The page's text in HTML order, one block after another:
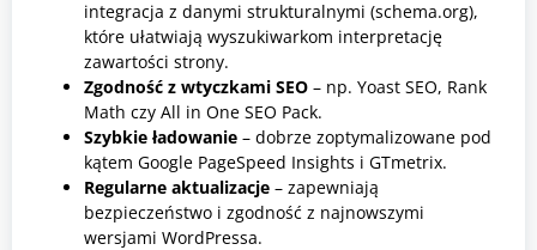
integracja z danymi strukturalnymi (schema.org),
które ułatwiają wyszukiwarkom interpretację
zawartości strony.
Zgodność z wtyczkami SEO – np. Yoast SEO, Rank
Math czy All in One SEO Pack.
Szybkie ładowanie – dobrze zoptymalizowane pod
kątem Google PageSpeed Insights i GTmetrix.
Regularne aktualizacje – zapewniają
bezpieczeństwo i zgodność z najnowszymi
wersjami WordPressa.